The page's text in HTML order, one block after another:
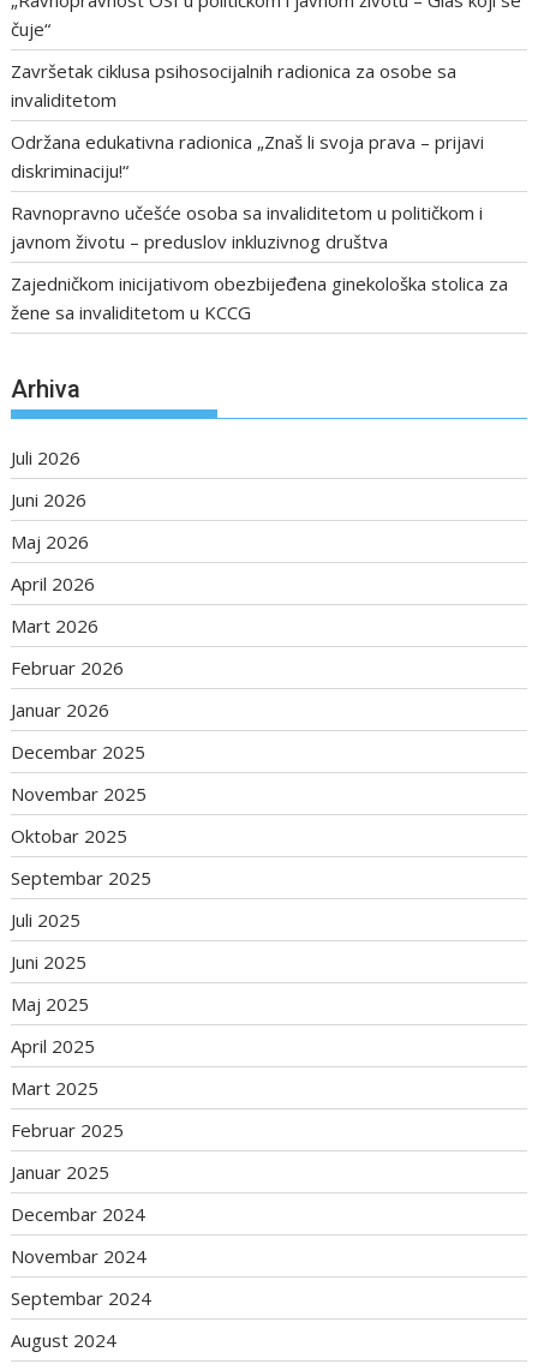
čuje“
Završetak ciklusa psihosocijalnih radionica za osobe sa
invaliditetom
Održana edukativna radionica „Znaš li svoja prava – prijavi
diskriminaciju!“
Ravnopravno učešće osoba sa invaliditetom u političkom i
javnom životu – preduslov inkluzivnog društva
Zajedničkom inicijativom obezbijeđena ginekološka stolica za
žene sa invaliditetom u KCCG
Arhiva
Juli 2026
Juni 2026
Maj 2026
April 2026
Mart 2026
Februar 2026
Januar 2026
Decembar 2025
Novembar 2025
Oktobar 2025
Septembar 2025
Juli 2025
Juni 2025
Maj 2025
April 2025
Mart 2025
Februar 2025
Januar 2025
Decembar 2024
Novembar 2024
Septembar 2024
August 2024